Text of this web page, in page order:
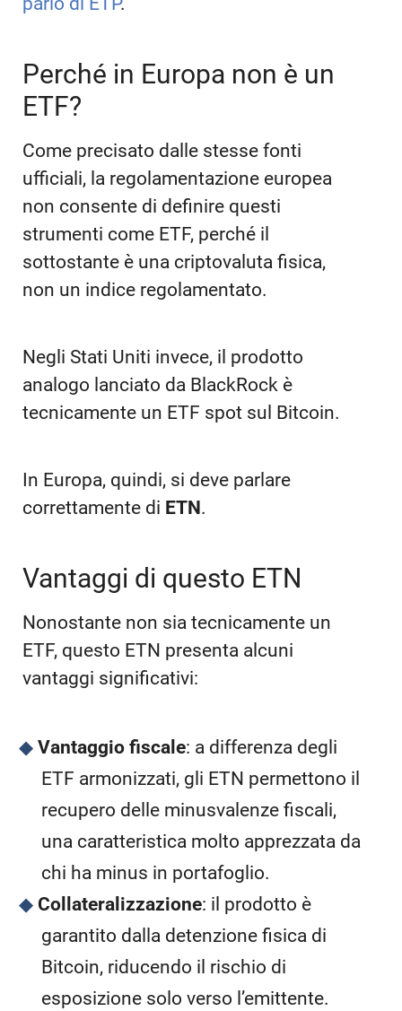
Perché in Europa non è un
ETF?
Come precisato dalle stesse fonti
ufficiali, la regolamentazione europea
non consente di definire questi
strumenti come ETF, perché il
sottostante è una criptovaluta fisica,
non un indice regolamentato.
Negli Stati Uniti invece, il prodotto
analogo lanciato da BlackRock è
tecnicamente un ETF spot sul Bitcoin.
In Europa, quindi, si deve parlare
correttamente di ETN.
Vantaggi di questo ETN
Nonostante non sia tecnicamente un
ETF, questo ETN presenta alcuni
vantaggi significativi:
Vantaggio fiscale: a differenza degli
ETF armonizzati, gli ETN permettono il
recupero delle minusvalenze fiscali,
una caratteristica molto apprezzata da
chi ha minus in portafoglio.
Collateralizzazione: il prodotto è
garantito dalla detenzione fisica di
Bitcoin, riducendo il rischio di
esposizione solo verso l’emittente.